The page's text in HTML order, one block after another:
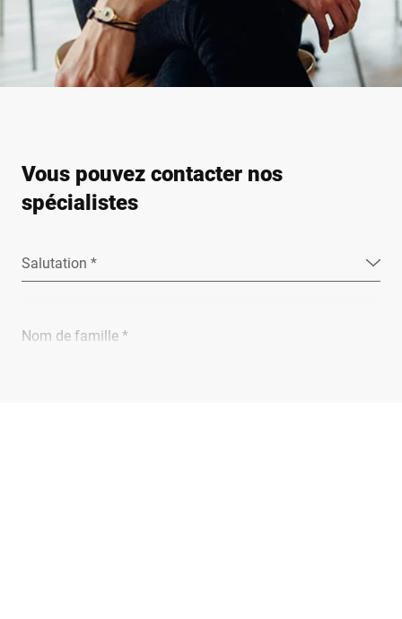
Vous pouvez contacter nos
spécialistes
Salutation *
Nom de famille *